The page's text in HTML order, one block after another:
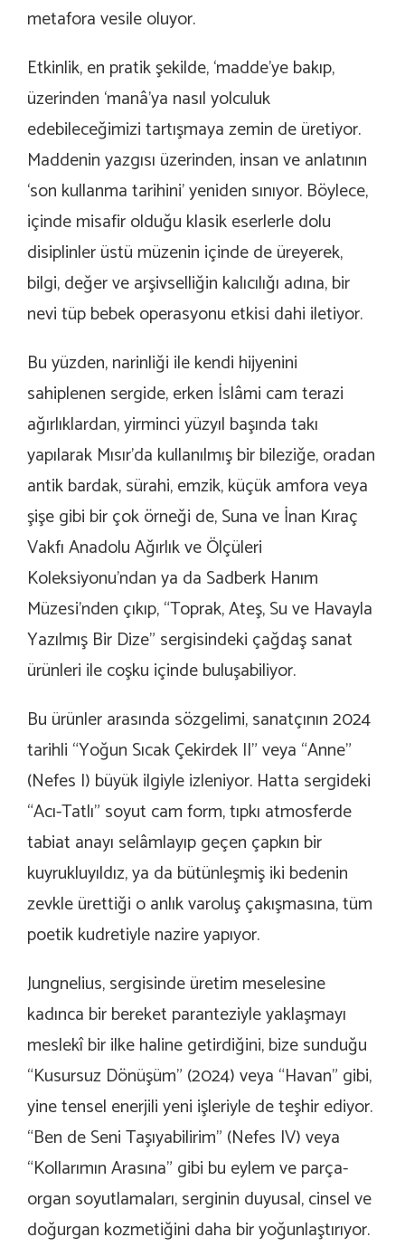
metafora vesile oluyor.
Etkinlik, en pratik şekilde, ‘madde’ye bakıp,
üzerinden ‘manâ’ya nasıl yolculuk
edebileceğimizi tartışmaya zemin de üretiyor.
Maddenin yazgısı üzerinden, insan ve anlatının
‘son kullanma tarihini’ yeniden sınıyor. Böylece,
içinde misafir olduğu klasik eserlerle dolu
disiplinler üstü müzenin içinde de üreyerek,
bilgi, değer ve arşivselliğin kalıcılığı adına, bir
nevi tüp bebek operasyonu etkisi dahi iletiyor.
Bu yüzden, narinliği ile kendi hijyenini
sahiplenen sergide, erken İslâmi cam terazi
ağırlıklardan, yirminci yüzyıl başında takı
yapılarak Mısır’da kullanılmış bir bileziğe, oradan
antik bardak, sürahi, emzik, küçük amfora veya
şişe gibi bir çok örneği de, Suna ve İnan Kıraç
Vakfı Anadolu Ağırlık ve Ölçüleri
Koleksiyonu’ndan ya da Sadberk Hanım
Müzesi’nden çıkıp, “Toprak, Ateş, Su ve Havayla
Yazılmış Bir Dize” sergisindeki çağdaş sanat
ürünleri ile coşku içinde buluşabiliyor.
Bu ürünler arasında sözgelimi, sanatçının 2024
tarihli “Yoğun Sıcak Çekirdek II” veya “Anne”
(Nefes I) büyük ilgiyle izleniyor. Hatta sergideki
“Acı-Tatlı” soyut cam form, tıpkı atmosferde
tabiat anayı selâmlayıp geçen çapkın bir
kuyrukluyıldız, ya da bütünleşmiş iki bedenin
zevkle ürettiği o anlık varoluş çakışmasına, tüm
poetik kudretiyle nazire yapıyor.
Jungnelius, sergisinde üretim meselesine
kadınca bir bereket paranteziyle yaklaşmayı
meslekî bir ilke haline getirdiğini, bize sunduğu
“Kusursuz Dönüşüm” (2024) veya “Havan” gibi,
yine tensel enerjili yeni işleriyle de teşhir ediyor.
“Ben de Seni Taşıyabilirim” (Nefes IV) veya
“Kollarımın Arasına” gibi bu eylem ve parça-
organ soyutlamaları, serginin duyusal, cinsel ve
doğurgan kozmetiğini daha bir yoğunlaştırıyor.